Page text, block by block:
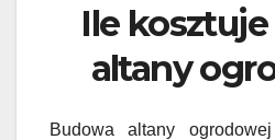
Ile
altany
Budowa altany